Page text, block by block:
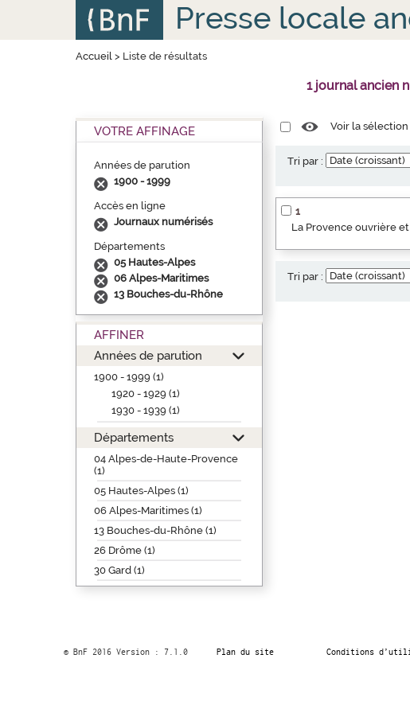
Presse locale
Accueil> Liste de résultats
1 journal ancien
VOTRE AFFINAGE
Années de parution
1900 - 1999
Accès en ligne
Journaux numérisés
Départements
05 Hautes-Alpes
06 Alpes-Maritimes
13 Bouches-du-Rhône
AFFINER
Années de parution
1900 - 1999 (1)
1920 - 1929 (1)
1930 - 1939 (1)
Départements
04 Alpes-de-Haute-Provence
(1)
05 Hautes-Alpes (1)
06 Alpes-Maritimes (1)
13 Bouches-du-Rhône (1)
26 Drôme (1)
30 Gard (1)
Voir la
Tri par :
1
La Provence ouvrière
Tri par :
© BnF 2016 Version : 7.1.0 Plan du site Conditions
Panneau de gestion des cookies